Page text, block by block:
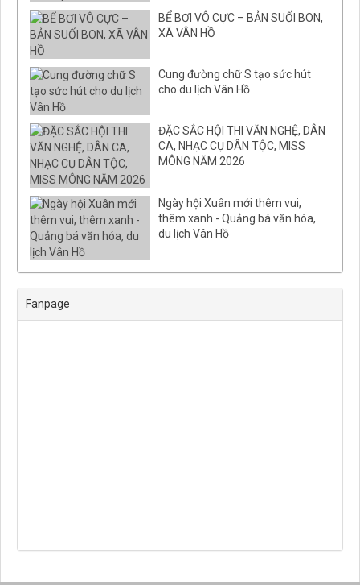
BỂ BƠI VÔ CỰC – BẢN SUỐI BON,
XÃ VÂN HỒ
Cung đường chữ S tạo sức hút
cho du lịch Vân Hồ
ĐẶC SẮC HỘI THI VĂN NGHỆ, DÂN
CA, NHẠC CỤ DÂN TỘC, MISS
MÔNG NĂM 2026
Ngày hội Xuân mới thêm vui,
thêm xanh - Quảng bá văn hóa,
du lịch Vân Hồ
Fanpage